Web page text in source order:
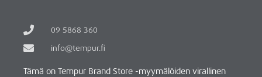
09 5868 360
info@tempur.fi
Tämä on Tempur Brand Store -myymälöiden virallinen